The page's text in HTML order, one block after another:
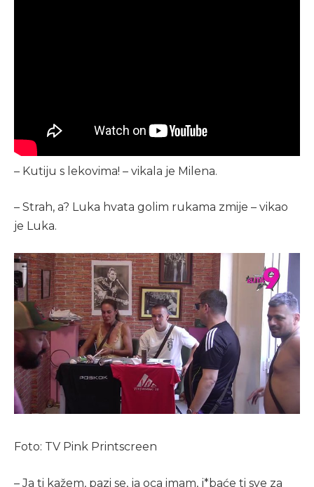
– Kutiju s lekovima! – vikala je Milena.
– Strah, a? Luka hvata golim rukama zmije – vikao
je Luka.
Foto: TV Pink Printscreen
– Ja ti kažem, pazi se, ja oca imam, j*baće ti sve za